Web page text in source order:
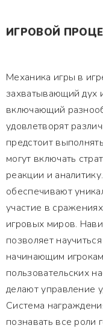
ИГРОВОЙ
Механика игры в
захватывающий дух
включающий
удовлетворят
предстоит
могут включать
реакции и
обеспечивают
участие в
игровых миров.
позволяет
начинающим
пользовательских
делают управление
Система
познавать все роли